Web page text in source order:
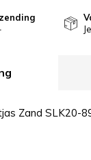
Zand SLK20-